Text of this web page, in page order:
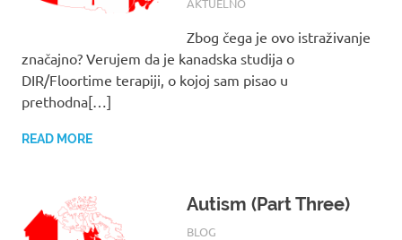
17/08/2017
ROOT
AKTUELNO
Zbog čega je ovo istraživanje
značajno? Verujem da je kanadska studija o
DIR/Floortime terapiji, o kojoj sam pisao u
prethodna[…]
READ MORE
Autism (Part Three)
17/08/2017
ROOT
BLOG